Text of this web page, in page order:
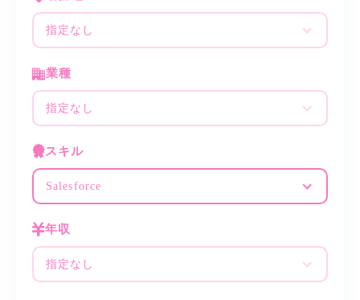
指定なし
業種
指定なし
スキル
Salesforce
年収
指定なし